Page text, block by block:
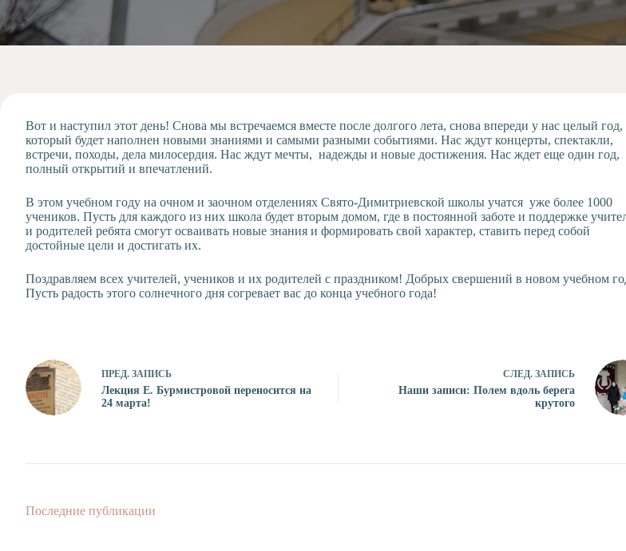
Проекты
отделение
Психологическая
Служба
служба
Вот и наступил этот день! Снова мы встречаемся вместе после долгого лета, снова впереди у нас целый год,
который будет наполнен новыми знаниями и самыми разными событиями. Нас ждут концерты, спектакли,
встречи, походы, дела милосердия. Нас ждут мечты, надежды и новые достижения. Нас ждет еще один год,
полный открытий и впечатлений.
В этом учебном году на очном и заочном отделениях Свято-Димитриевской школы учатся уже более 1000
учеников. Пусть для каждого из них школа будет вторым домом, где в постоянной заботе и поддержке
и родителей ребята смогут осваивать новые знания и формировать свой характер, ставить перед собой
достойные цели и достигать их.
Поздравляем всех учителей, учеников и их родителей с праздником! Добрых свершений в новом учебном
Пусть радость этого солнечного дня согревает вас до конца учебного года!
ПРЕД. ЗАПИСЬ
Лекция Е. Бурмистровой переносится на
24 марта!
СЛЕД. ЗАПИСЬ
Наши записи: Полем вдоль берега
крутого
Последние публикации